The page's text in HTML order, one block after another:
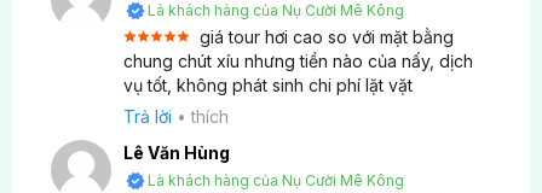
Nếu Quý khách đi 1 mình và không có ai để ghép
phòng (hoặc muốn ở riêng tư), phí phụ thu phòng
đơn là 13.000.000 VNĐ cho toàn bộ hành trình 9
Thời gian ngồi xe di chuyển giữa các nước trong
Là khách hàng của Nụ Cười Mê Kông
Được xếp
hạng 55
sao
giá tour hơi cao so với mặt bằng
chung chút xíu nhưng tiền nào của nấy, dịch
vụ tốt, không phát sinh chi phí lặt vặt
Trả lời •thích
Lê Văn Hùng
Là khách hàng của Nụ Cười Mê Kông